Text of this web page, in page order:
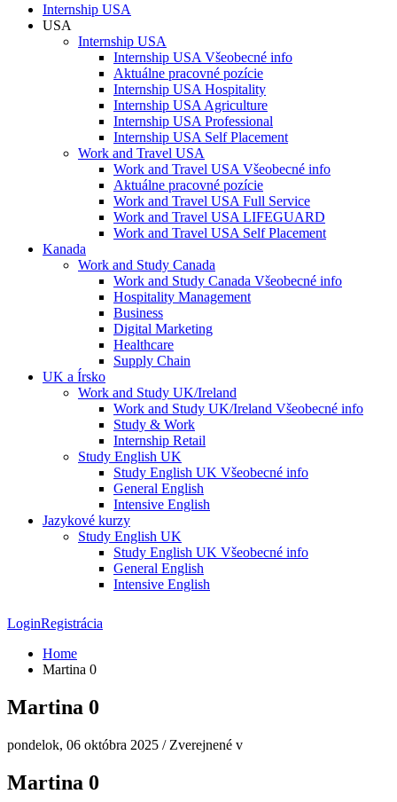
Internship USA
USA
Internship USA
Internship USA Všeobecné info
Aktuálne pracovné pozície
Internship USA Hospitality
Internship USA Agriculture
Internship USA Professional
Internship USA Self Placement
Work and Travel USA
Work and Travel USA Všeobecné info
Aktuálne pracovné pozície
Work and Travel USA Full Service
Work and Travel USA LIFEGUARD
Work and Travel USA Self Placement
Kanada
Work and Study Canada
Work and Study Canada Všeobecné info
Hospitality Management
Business
Digital Marketing
Healthcare
Supply Chain
UK a Írsko
Work and Study UK/Ireland
Work and Study UK/Ireland Všeobecné info
Study & Work
Internship Retail
Study English UK
Study English UK Všeobecné info
General English
Intensive English
Jazykové kurzy
Study English UK
Study English UK Všeobecné info
General English
Intensive English
LoginRegistrácia
Home
Martina 0
Martina 0
pondelok, 06 októbra 2025 / Zverejnené v
Martina 0